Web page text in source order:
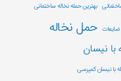
بهترین حمله نخاله ساختمانی
حمل نخاله
با نیسان
با نیسان کمپرسی